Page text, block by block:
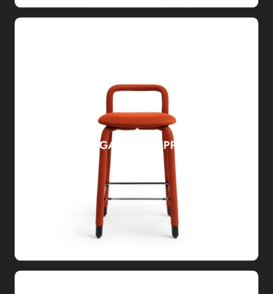
SGABELLO PIPPI